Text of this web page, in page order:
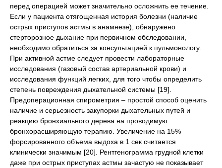
перед операцией может значительно осложнить ее течение.
Если у пациента отягощенная история болезни (наличие
острых приступов астмы в анамнезе), обнаружено
стерторозное дыхание при первичном обследовании,
необходимо обратиться за консультацией к пульмонологу.
При активной астме следует провести лабораторные
исследования (газовый состав артериальной крови) и
исследования функций легких, для того чтобы определить
степень повреждения дыхательной системы [19].
Предоперационная спирометрия – простой способ оценить
наличие и серьезность закупорки дыхательных путей и
реакцию бронхиального дерева на проводимую
бронхорасширяющую терапию. Увеличение на 15%
форсированного объема выдоха в 1 сек считается
клинически значимым [20]. Рентгенограмма грудной клетки
даже при острых приступах астмы зачастую не показывает